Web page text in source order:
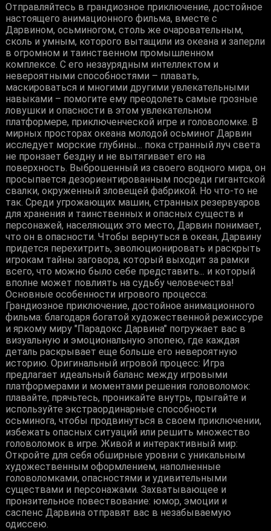
Отправляйтесь в грандиозное приключение, достойное
настоящего анимационного фильма, вместе с
Дарвином, осьминогом, столь же очаровательным,
сколь и умным, которого вытащили из океана и заперли
в огромном и таинственном промышленном
комплексе. С его незаурядным интеллектом и
невероятными способностями – плавать,
маскироваться и многими другими увлекательными
навыками – помогите ему преодолеть самые грозные
ловушки и опасности в этом увлекательном
платформере, приключенческой игре и головоломке. В
мирных просторах океана молодой осьминог Дарвин
исследует морские глубины... пока странный луч света
не пронзает бездну и не вытягивает его на
поверхность. Выброшенный из своего водного мира, он
просыпается дезориентированным посреди гигантской
свалки, окруженный зловещей фабрикой. Но что-то не
так. Среди угрожающих машин, странных резервуаров
для хранения и таинственных и опасных существ и
персонажей, населяющих это место, Дарвин понимает,
что он в опасности. Чтобы вернуться в океан, Дарвину
придется перехитрить, эволюционировать и раскрыть
игрокам тайны заговора, который выходит за рамки
всего, что можно было себе представить... и который
вполне может повлиять на судьбу человечества!
Основные особенности игрового процесса:
Грандиозное приключение, достойное анимационного
фильма: благодаря богатой художественной режиссуре
и яркому миру "Парадокс Дарвина" погружает вас в
визуальную и эмоциональную эпопею, где каждая
деталь раскрывает еще больше его невероятную
историю. Оригинальный игровой процесс: Игра
предлагает идеальный баланс между игровыми
платформерами и моментами решения головоломок:
плавайте, прячьтесь, проникайте внутрь, прыгайте и
используйте экстраординарные способности
осьминога, чтобы продвинуться в своем приключении,
избежать опасных ситуаций или решить множество
головоломок в игре. Живой и интерактивный мир:
Откройте для себя обширные уровни с уникальным
художественным оформлением, наполненные
головоломками, опасностями и удивительными
существами и персонажами. Захватывающее и
пронзительное повествование: юмор, эмоции и
саспенс Дарвина отправят вас в незабываемую
одиссею.